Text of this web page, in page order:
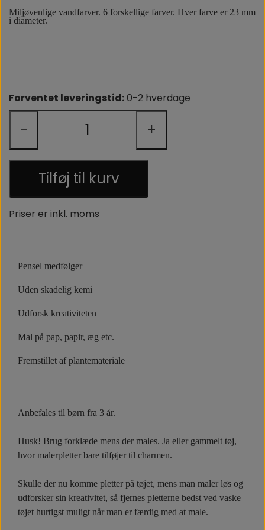
OM OS
Miljøvenlige vandfarver. 6 forskellige farver. Hver farve er 23 mm
i diameter.
Forventet leveringstid:0-2 hverdage
− +
Tilføj til kurv
Priser er inkl. moms
Pensel medfølger
Uden skadelig kemi
Udforsk kreativiteten
Mal på pap, papir, æg etc.
Fremstillet af plantemateriale
Anbefales til børn fra 3 år.
Husk! Brug forklæde mens der males. Ja eller gammelt tøj,
hvor malerpletter bare tilføjer til charmen.
Skulle der nu komme pletter på tøjet, mens man maler løs og
udforsker sin kreativitet, så fjernes pletterne bedst ved vaske
tøjet hurtigst muligt når man er færdig med at male.